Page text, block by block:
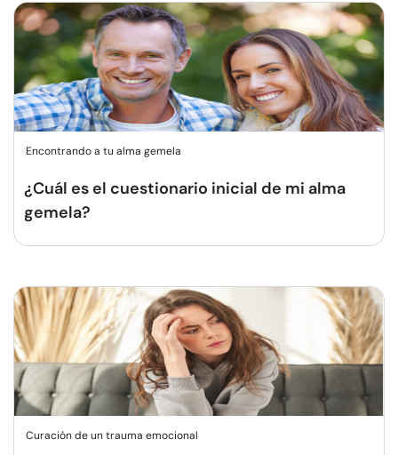
Encontrando a tu alma gemela
¿Cuál es el cuestionario inicial de mi alma
gemela?
Curación de un trauma emocional